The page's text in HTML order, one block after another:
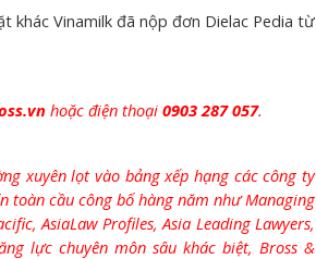
Vinamilk đã nộp đơn Dielac Pedia từ
hoặc điện thoại 0903 287 057.
xuyên lọt vào bảng xếp hạng các công ty
toàn cầu công bố hàng năm như Managing
AsiaLaw Profiles, Asia Leading Lawyers,
lực chuyên môn sâu khác biệt, Bross &